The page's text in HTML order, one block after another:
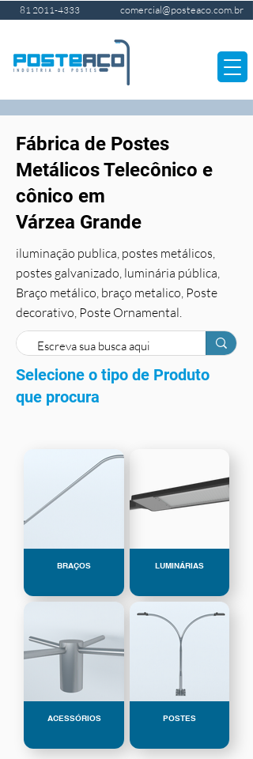
81 2011-4333 comercial@posteaco.com.br
Fábrica de Postes
Metálicos Telecônico e
cônico em
Várzea Grande
iluminação publica, postes metálicos,
postes galvanizado, luminária pública,
Braço metálico, braço metalico, Poste
decorativo, Poste Ornamental.
Selecione o tipo de Produto
que procura
BRAÇOS LUMINÁRIAS
ACESSÓRIOS POSTES